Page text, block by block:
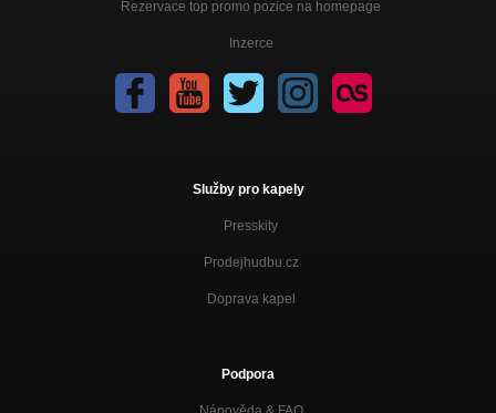
Rezervace top promo pozice na homepage
Inzerce
Služby pro kapely
Presskity
Prodejhudbu.cz
Doprava kapel
Podpora